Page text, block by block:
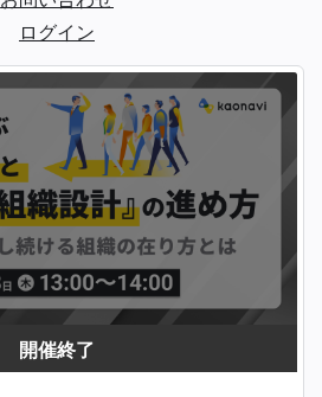
ログイン
開催終了